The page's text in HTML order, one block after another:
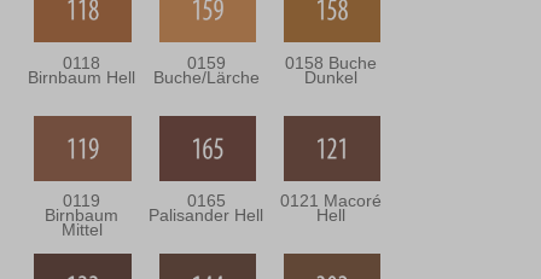
0118
Birnbaum Hell
0159
Buche/Lärche
0158 Buche
Dunkel
0119
Birnbaum
Mittel
0165
Palisander Hell
0121 Macoré
Hell